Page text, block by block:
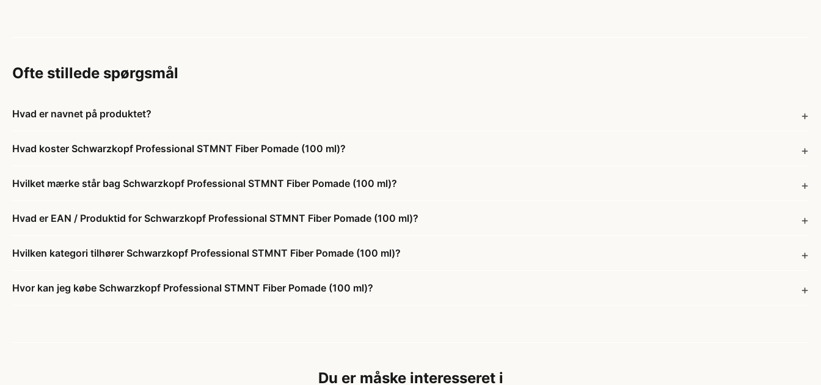
Ofte stillede spørgsmål
Hvad er navnet på produktet?
Hvad koster Schwarzkopf Professional STMNT Fiber Pomade (100 ml)?
Hvilket mærke står bag Schwarzkopf Professional STMNT Fiber Pomade (100 ml)?
Hvad er EAN / Produktid for Schwarzkopf Professional STMNT Fiber Pomade (100 ml)?
Hvilken kategori tilhører Schwarzkopf Professional STMNT Fiber Pomade (100 ml)?
Hvor kan jeg købe Schwarzkopf Professional STMNT Fiber Pomade (100 ml)?
Du er måske interesseret i